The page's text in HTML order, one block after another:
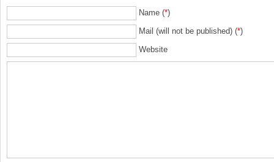
Name (*)
Mail (will not be published) (*)
Website